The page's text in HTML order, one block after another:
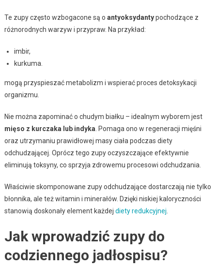
Te zupy często wzbogacone są o antyoksydantypochodzące z
różnorodnych warzyw i przypraw. Na przykład:
imbir,
kurkuma.
mogą przyspieszać metabolizm i wspierać proces detoksykacji
organizmu.
Nie można zapominać o chudym białku – idealnym wyborem jest
mięso z kurczaka lub indyka . Pomaga ono w regeneracji mięśni
oraz utrzymaniu prawidłowej masy ciała podczas diety
odchudzającej. Oprócz tego zupy oczyszczające efektywnie
eliminują toksyny, co sprzyja zdrowemu procesowi odchudzania.
Właściwie skomponowane zupy odchudzające dostarczają nie tylko
błonnika, ale też witamin i minerałów. Dzięki niskiej kaloryczności
stanowią doskonały element każdej diety redukcyjnej
Jak wprowadzić zupy do
codziennego jadłospisu?